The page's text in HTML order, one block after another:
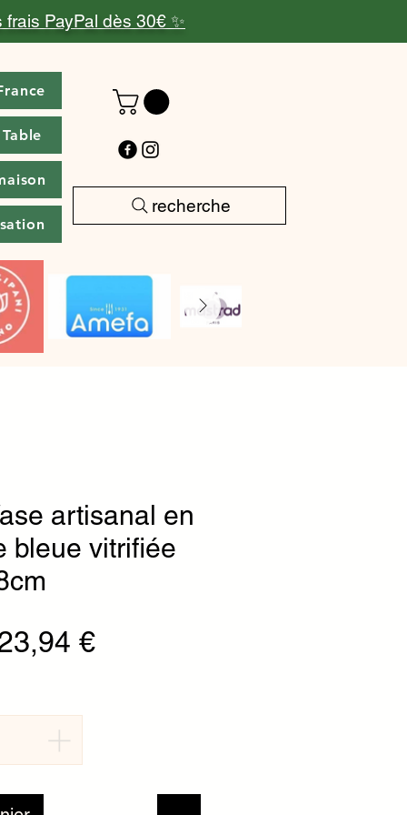
PayPal dès 30€ ✨
recherche
artisanal en
bleue vitrifiée
original
€Prix promotionnel